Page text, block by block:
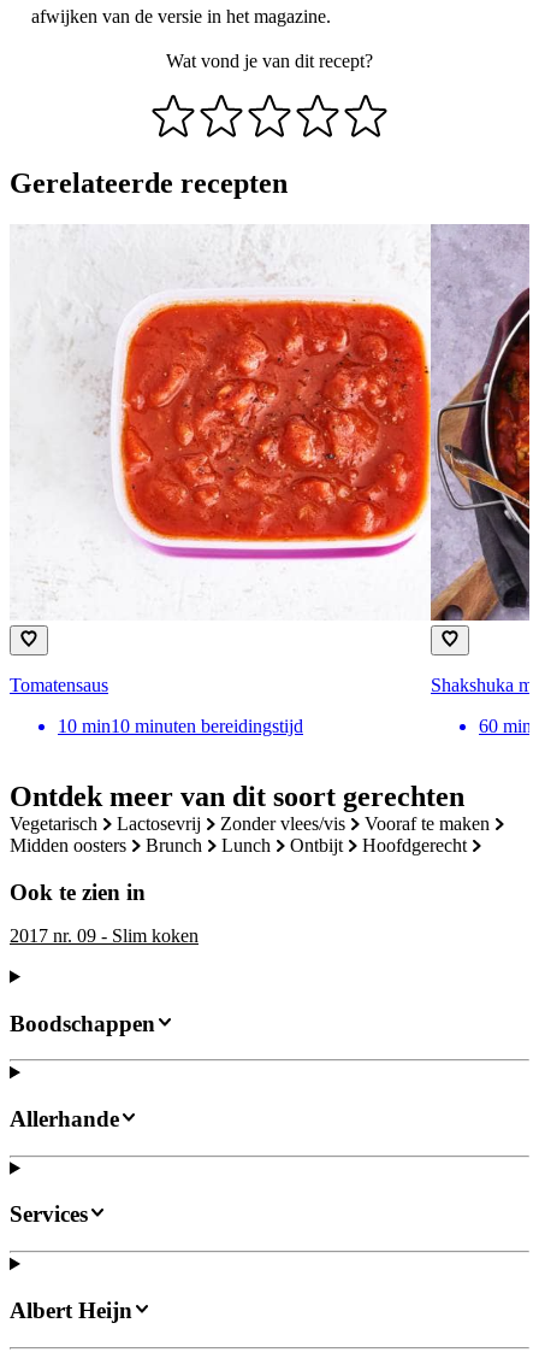
Ontdek meer van dit soort gerechten
vegetarisch lactosevrij zonder vlees/vis
vooraf te maken
midden oosters
brunch lunch ontbijt hoofdgerecht
Ook te zien in
2017 nr. 09 - Slim koken
afwijken van de versie in het magazine.
Wat vond je van dit recept?
Gerelateerde recepten
Tomatensaus
10 min10 minuten bereidingstijd
Shakshuka
60 min
Boodschappen
Allerhande
Services
Albert Heijn